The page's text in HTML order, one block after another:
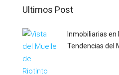
Ultimos Post
Inmobiliarias
Tendencias del